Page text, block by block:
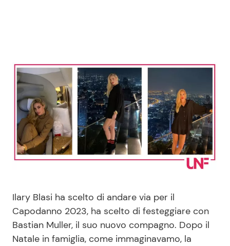
News Cinema
News Musica
News Spettacolo
News dal mondo
Casa
Moda e Style
Cucina e Ricette
Consigli di Cucina
Dolci
Ilary Blasi ha scelto di andare via per il
Capodanno 2023, ha scelto di festeggiare con
Bastian Muller, il suo nuovo compagno. Dopo il
Natale in famiglia, come immaginavamo, la